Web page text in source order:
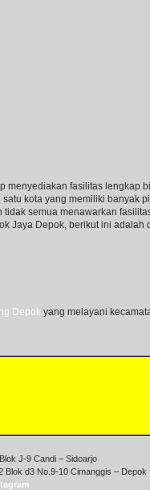
menyediakan fasilitas lengkap
kota yang memiliki banyak
semua menawarkan
Jaya Depok, berikut ini adalah
Depok yang melayani
J-9 Candi – Sidoarjo
Blok d3 No.9-10 Cimanggis – Depok